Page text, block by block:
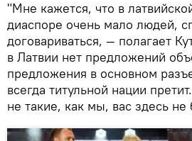
"Мне кажется, что в
диаспоре очень мало людей,
договариваться, — полагает
в Латвии нет предложений
предложения в основном
всегда титульной нации
не такие, как мы, вас здесь